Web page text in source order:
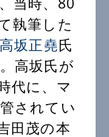
執筆した
高坂正堯氏
高坂氏が
代に、マ
されてい
田茂の本